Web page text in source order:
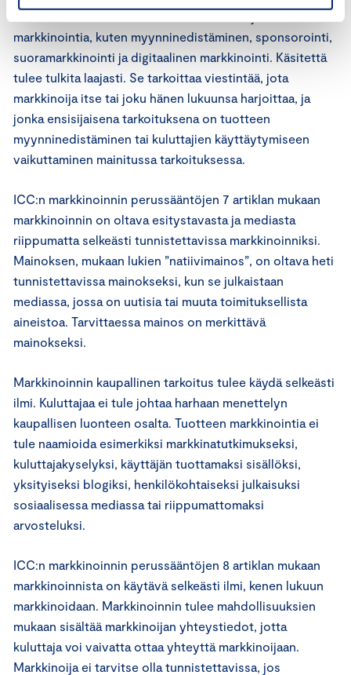
markkinointia, kuten myynninedistäminen, sponsorointi,
suoramarkkinointi ja digitaalinen markkinointi. Käsitettä
tulee tulkita laajasti. Se tarkoittaa viestintää, jota
markkinoija itse tai joku hänen lukuunsa harjoittaa, ja
jonka ensisijaisena tarkoituksena on tuotteen
myynninedistäminen tai kuluttajien käyttäytymiseen
vaikuttaminen mainitussa tarkoituksessa.
ICC:n markkinoinnin perussääntöjen 7 artiklan mukaan
markkinoinnin on oltava esitystavasta ja mediasta
riippumatta selkeästi tunnistettavissa markkinoinniksi.
Mainoksen, mukaan lukien ”natiivimainos”, on oltava heti
tunnistettavissa mainokseksi, kun se julkaistaan
mediassa, jossa on uutisia tai muuta toimituksellista
aineistoa. Tarvittaessa mainos on merkittävä
mainokseksi.
Markkinoinnin kaupallinen tarkoitus tulee käydä selkeästi
ilmi. Kuluttajaa ei tule johtaa harhaan menettelyn
kaupallisen luonteen osalta. Tuotteen markkinointia ei
tule naamioida esimerkiksi markkinatutkimukseksi,
kuluttajakyselyksi, käyttäjän tuottamaksi sisällöksi,
yksityiseksi blogiksi, henkilökohtaiseksi julkaisuksi
sosiaalisessa mediassa tai riippumattomaksi
arvosteluksi.
ICC:n markkinoinnin perussääntöjen 8 artiklan mukaan
markkinoinnista on käytävä selkeästi ilmi, kenen lukuun
markkinoidaan. Markkinoinnin tulee mahdollisuuksien
mukaan sisältää markkinoijan yhteystiedot, jotta
kuluttaja voi vaivatta ottaa yhteyttä markkinoijaan.
Markkinoija ei tarvitse olla tunnistettavissa, jos